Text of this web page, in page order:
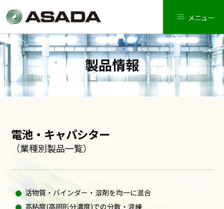
メニュー
製品情報
電池・キャパシター
（業種別製品一覧）
活物質・バインダー・溶剤を均一に混合
高粘度(高固形分濃度)での分散・混練